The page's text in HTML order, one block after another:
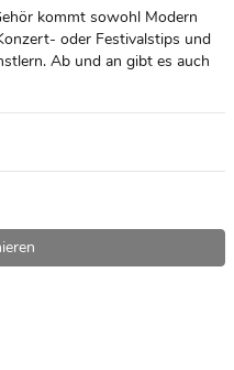
kommt sowohl Modern
oder Festivalstips und
Ab und an gibt es auch